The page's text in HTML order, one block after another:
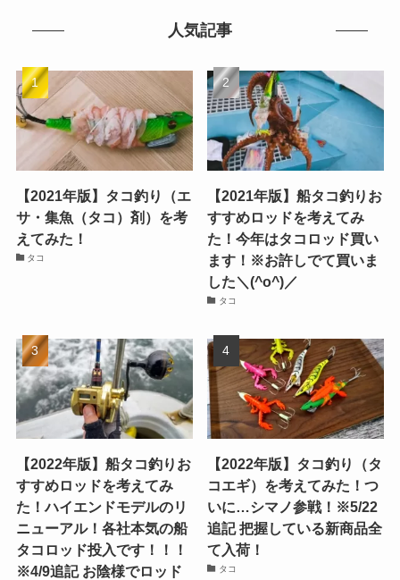
人気記事
【2021年版】タコ釣り（エ
サ・集魚（タコ）剤）を考
えてみた！
タコ
【2021年版】船タコ釣りお
すすめロッドを考えてみ
た！今年はタコロッド買い
ます！※お許しでて買いま
した＼(^o^)／
タコ
【2022年版】船タコ釣りお
すすめロッドを考えてみ
た！ハイエンドモデルのリ
ニューアル！各社本気の船
タコロッド投入です！！！
※4/9追記 お陰様でロッド
【2022年版】タコ釣り（タ
コエギ）を考えてみた！つ
いに…シマノ参戦！※5/22
追記 把握している新商品全
て入荷！
タコ